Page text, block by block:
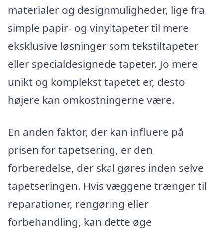
materialer og designmuligheder, lige fra
simple papir- og vinyltapeter til mere
eksklusive løsninger som tekstiltapeter
eller specialdesignede tapeter. Jo mere
unikt og komplekst tapetet er, desto
højere kan omkostningerne være.
En anden faktor, der kan influere på
prisen for tapetsering, er den
forberedelse, der skal gøres inden selve
tapetseringen. Hvis væggene trænger til
reparationer, rengøring eller
forbehandling, kan dette øge